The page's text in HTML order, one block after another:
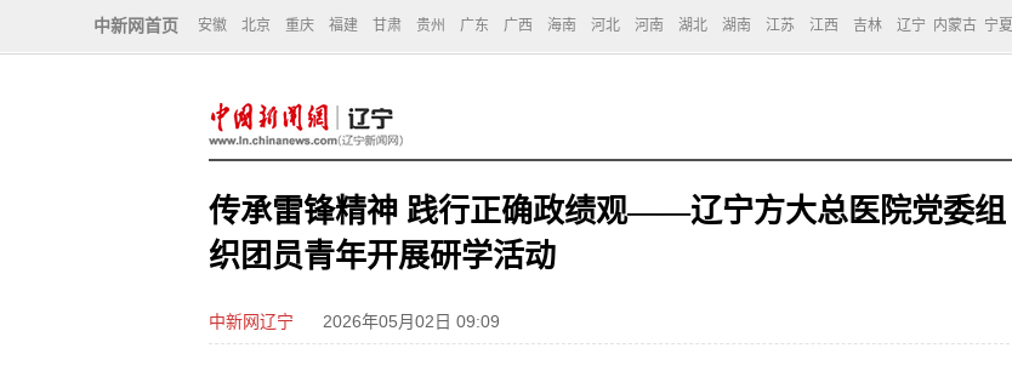
中新网首页 安徽 北京 重庆 福建 甘肃 贵州 广东 广西 海南 河北 河南 湖北 湖南 江苏 江西 吉林 辽宁 内蒙古 宁夏
传承雷锋精神 践行正确政绩观——辽宁方大总医院党委组
织团员青年开展研学活动
中新网辽宁 2026年05月02日 09:09